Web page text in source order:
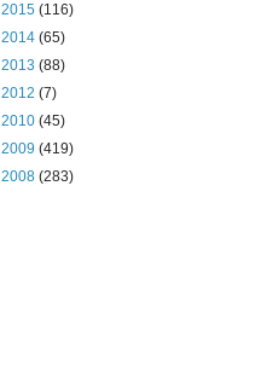
2015 (116)
2014 (65)
2013 (88)
2012 (7)
2010 (45)
2009 (419)
2008 (283)